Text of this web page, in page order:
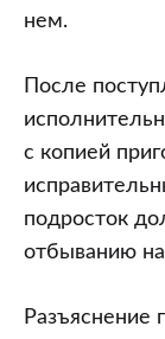
нем.
После
с копией
подросток
отбыванию
Разъяснение